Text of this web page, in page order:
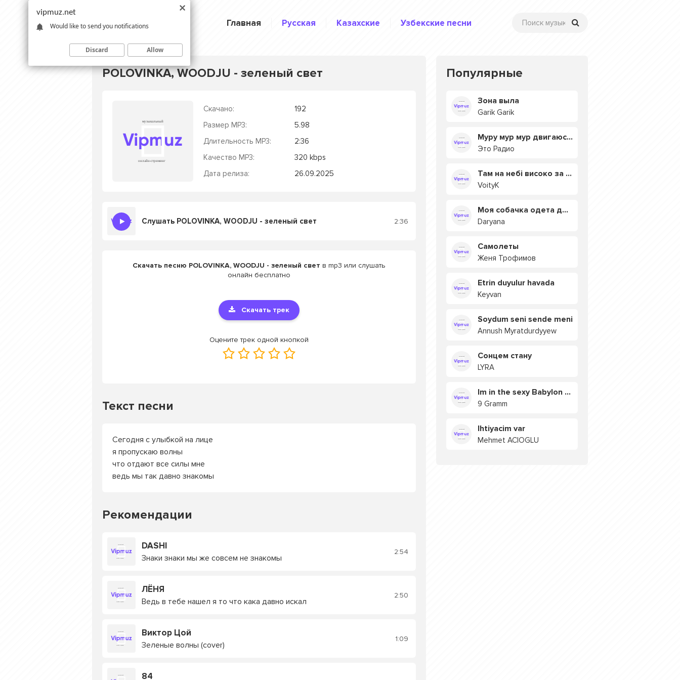
Главная Русская Казахские Узбекские песни
POLOVINKA, WOODJU - зеленый свет
Скачано:
192
Размер MP3:
5.98
Длительность MP3:
2:36
Качество MP3:
320 kbps
Дата релиза:
26.09.2025
Слушать POLOVINKA, WOODJU - зеленый свет 2:36
Скачать песню POLOVINKA, WOODJU - зеленый свет в mp3 или слушать
онлайн бесплатно
Скачать трек
Оцените трек одной кнопкой
Текст песни
Сегодня с улыбкой на лице
я пропускаю волны
что отдают все силы мне
ведь мы так давно знакомы
Рекомендации
DASHI
Знаки знаки мы же совсем не знакомы
2:54
ЛЁНЯ
Ведь в тебе нашел я то что кака давно искал
2:50
Виктор Цой
Зеленые волны (cover)
1:09
84
Популярные
Зона выла
Garik Garik
Муру мур мур двигаюсь на мурмулях
Это Радио
Там на небі високо за хмарами
VoityK
Моя собачка одета дороже тебя
Daryana
Самолеты
Женя Трофимов
Etrin duyulur havada
Keyvan
Soydum seni sende meni
Annush Myratdurdyyew
Сонцем стану
LYRA
Im in the sexy Babylon БУЯ
9 Gramm
Ihtiyacim var
Mehmet ACIOGLU
vipmuz.net
Would like to send you notifications
Discard Allow